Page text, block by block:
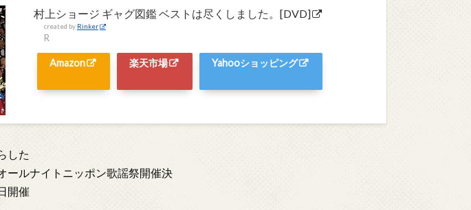
村上ショージ ギャグ図鑑 ベストは尽くしました。[DVD]
created by Rinker
R
Amazon 楽天市場 Yahooショッピング
した
ールナイトニッポン歌謡祭開催決
開催